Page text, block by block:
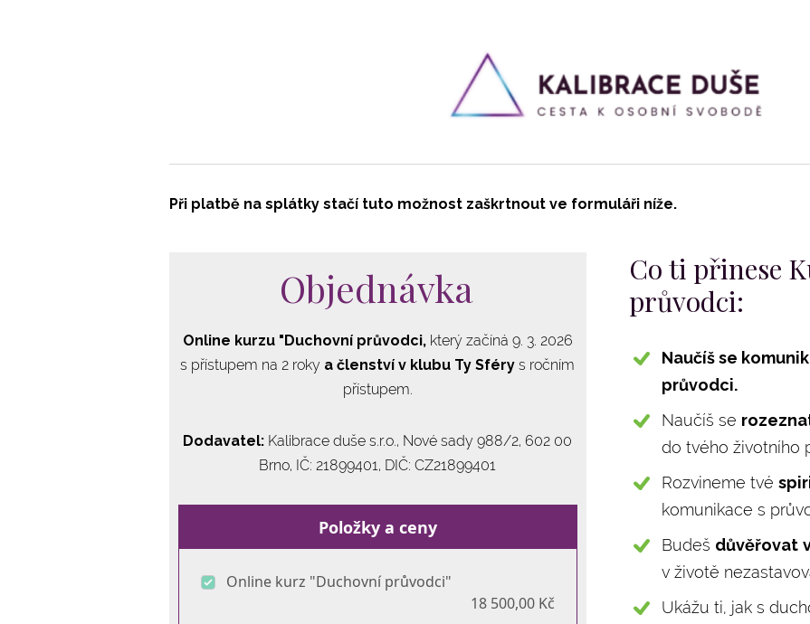
Při platbě na splátky stačí tuto možnost zaškrtnout ve formuláři níže.
Objednávka
Online kurzu "Duchovní průvodci, který začíná 9. 3. 2026
s přístupem na 2 roky a členství v klubu Ty Sférys ročním
přístupem.
Dodavatel: Kalibrace duše s.r.o., Nové sady 988/2, 602 00
Brno, IČ: 21899401, DIČ: CZ21899401
Položky a ceny
Online kurz "Duchovní průvodci"
18 500,00 Kč
Co ti přinese
průvodci:
Naučíš se
průvodci.
Naučíš se
do tvého životního
Rozvineme tvé
komunikace s
Budeš důvěřovat
v životě
Ukážu ti, jak s